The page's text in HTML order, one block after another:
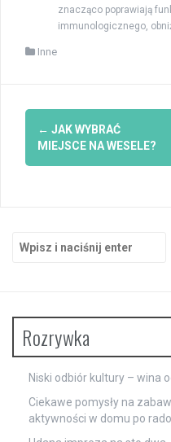
znacząco poprawiają
immunologicznego,
Inne
Zobacz
wpisy
← JAK WYBRAĆ
MIEJSCE NA WESELE?
Rozrywka
Niski odbiór kultury – wina
Ciekawe pomysły na
aktywności w domu po